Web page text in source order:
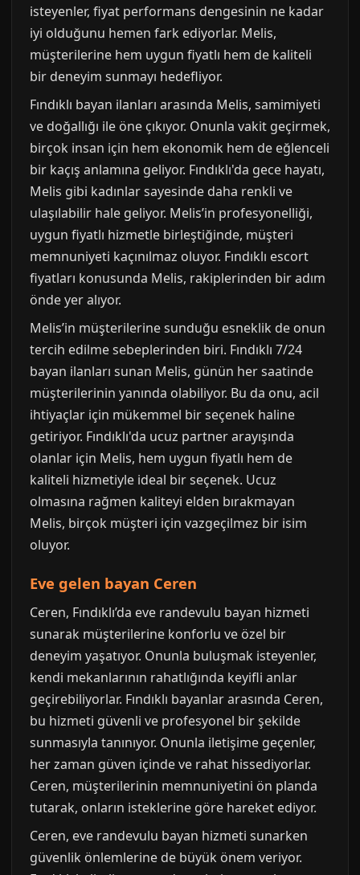
isteyenler, fiyat performans dengesinin ne kadar
iyi olduğunu hemen fark ediyorlar. Melis,
müşterilerine hem uygun fiyatlı hem de kaliteli
bir deneyim sunmayı hedefliyor.
Fındıklı bayan ilanları arasında Melis, samimiyeti
ve doğallığı ile öne çıkıyor. Onunla vakit geçirmek,
birçok insan için hem ekonomik hem de eğlenceli
bir kaçış anlamına geliyor. Fındıklı'da gece hayatı,
Melis gibi kadınlar sayesinde daha renkli ve
ulaşılabilir hale geliyor. Melis’in profesyonelliği,
uygun fiyatlı hizmetle birleştiğinde, müşteri
memnuniyeti kaçınılmaz oluyor. Fındıklı escort
fiyatları konusunda Melis, rakiplerinden bir adım
önde yer alıyor.
Melis’in müşterilerine sunduğu esneklik de onun
tercih edilme sebeplerinden biri. Fındıklı 7/24
bayan ilanları sunan Melis, günün her saatinde
müşterilerinin yanında olabiliyor. Bu da onu, acil
ihtiyaçlar için mükemmel bir seçenek haline
getiriyor. Fındıklı'da ucuz partner arayışında
olanlar için Melis, hem uygun fiyatlı hem de
kaliteli hizmetiyle ideal bir seçenek. Ucuz
olmasına rağmen kaliteyi elden bırakmayan
Melis, birçok müşteri için vazgeçilmez bir isim
oluyor.
Eve gelen bayan Ceren
Ceren, Fındıklı’da eve randevulu bayan hizmeti
sunarak müşterilerine konforlu ve özel bir
deneyim yaşatıyor. Onunla buluşmak isteyenler,
kendi mekanlarının rahatlığında keyifli anlar
geçirebiliyorlar. Fındıklı bayanlar arasında Ceren,
bu hizmeti güvenli ve profesyonel bir şekilde
sunmasıyla tanınıyor. Onunla iletişime geçenler,
her zaman güven içinde ve rahat hissediyorlar.
Ceren, müşterilerinin memnuniyetini ön planda
tutarak, onların isteklerine göre hareket ediyor.
Ceren, eve randevulu bayan hizmeti sunarken
güvenlik önlemlerine de büyük önem veriyor.